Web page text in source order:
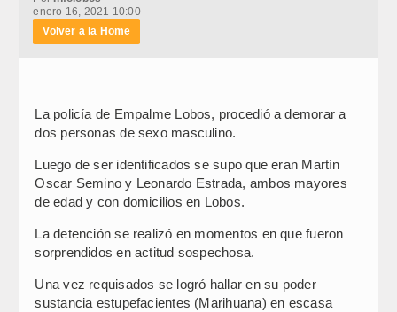
enero 16, 2021 10:00
Volver a la Home
La policía de Empalme Lobos, procedió a demorar a
dos personas de sexo masculino.
Luego de ser identificados se supo que eran Martín
Oscar Semino y Leonardo Estrada, ambos mayores
de edad y con domicilios en Lobos.
La detención se realizó en momentos en que fueron
sorprendidos en actitud sospechosa.
Una vez requisados se logró hallar en su poder
sustancia estupefacientes (Marihuana) en escasa